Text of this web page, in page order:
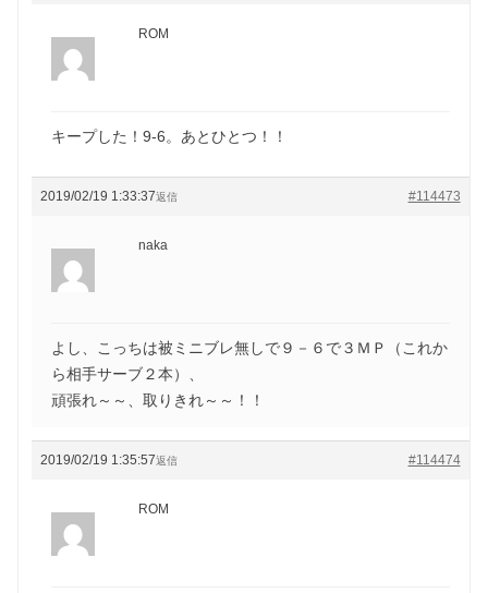
ROM
キープした！9-6。あとひとつ！！
2019/02/19 1:33:37 #114473
返信
naka
よし、こっちは被ミニブレ無しで９－６で３ＭＰ（これか
ら相手サーブ２本）、
頑張れ～～、取りきれ～～！！
2019/02/19 1:35:57 #114474
返信
ROM